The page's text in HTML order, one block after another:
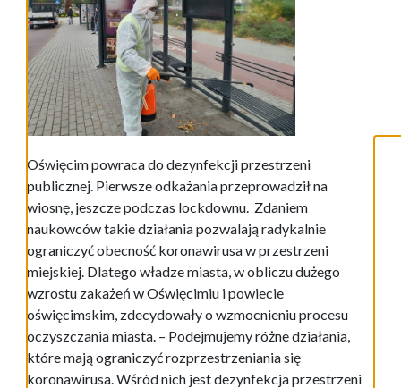
Oświęcim powraca do dezynfekcji przestrzeni
publicznej. Pierwsze odkażania przeprowadził na
wiosnę, jeszcze podczas lockdownu. Zdaniem
naukowców takie działania pozwalają radykalnie
ograniczyć obecność koronawirusa w przestrzeni
miejskiej. Dlatego władze miasta, w obliczu dużego
wzrostu zakażeń w Oświęcimiu i powiecie
oświęcimskim, zdecydowały o wzmocnieniu procesu
oczyszczania miasta. – Podejmujemy różne działania,
które mają ograniczyć rozprzestrzeniania się
koronawirusa. Wśród nich jest dezynfekcja przestrzeni